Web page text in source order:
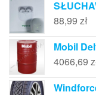
88,99 zł
Mobil
4066,69